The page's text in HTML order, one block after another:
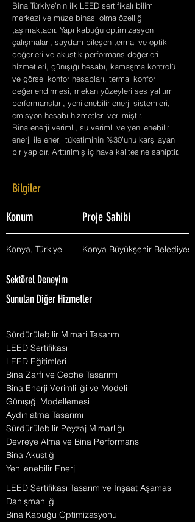
Bina Türkiye’nin ilk LEED sertifikalı bilim
merkezi ve müze binası olma özelliği
taşımaktadır. Yapı kabuğu optimizasyon
çalışmaları, saydam bileşen termal ve optik
değerleri ve akustik performans değerleri
hizmetleri, günışığı hesabı, kamaşma kontrolü
ve görsel konfor hesapları, termal konfor
değerlendirmesi, mekan yüzeyleri ses yalıtım
performansları, yenilenebilir enerji sistemleri,
emisyon hesabı hizmetleri verilmiştir.
Bina enerji verimli, su verimli ve yenilenebilir
enerji ile enerji tüketiminin %30’unu karşılayan
bir yapıdır. Arttırılmış iç hava kalitesine sahiptir.
Bilgiler
Konum Proje Sahibi
Konya, Türkiye Konya Büyükşehir Belediyesi
Sektörel Deneyim
Sunulan Diğer Hizmetler
Sürdürülebilir Mimari Tasarım
LEED Sertifikası
LEED Eğitimleri
Bina Zarfı ve Cephe Tasarımı
Bina Enerji Verimliliği ve Modeli
Günışığı Modellemesi
Aydınlatma Tasarımı
Sürdürülebilir Peyzaj Mimarlığı
Devreye Alma ve Bina Performansı
Bina Akustiği
Yenilenebilir Enerji
LEED Sertifikası Tasarım ve İnşaat Aşaması
Danışmanlığı
Bina Kabuğu Optimizasyonu